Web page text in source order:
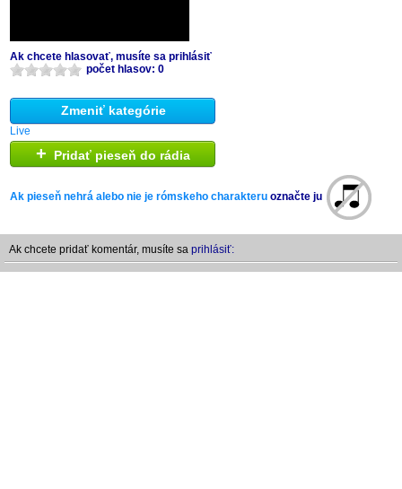
Ak chcete hlasovať, musíte sa prihlásiť
počet hlasov: 0
Zmeniť kategórie
Live
+ Pridať pieseň do rádia
Ak pieseň nehrá alebo nie je rómskeho charakteru označte ju
Ak chcete pridať komentár, musíte sa prihlásiť: